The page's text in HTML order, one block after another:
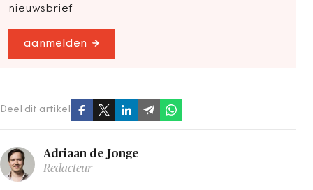
nieuwsbrief
aanmelden
Deel dit artikel
Adriaan de Jonge
Redacteur